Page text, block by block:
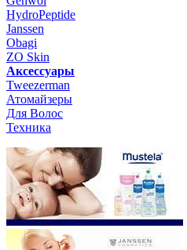
HydroPeptide
Janssen
Obagi
ZO Skin
Aксессуары
Tweezerman
Атомайзеры
Для Волос
Техника